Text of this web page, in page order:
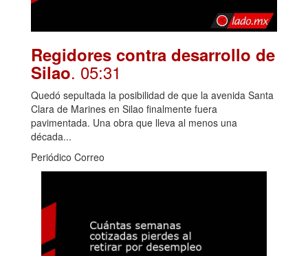
Regidores contra desarrollo de
Silao. 05:31
Quedó sepultada la posibilidad de que la avenida Santa
Clara de Marines en Silao finalmente fuera
pavimentada. Una obra que lleva al menos una
década...
Periódico Correo